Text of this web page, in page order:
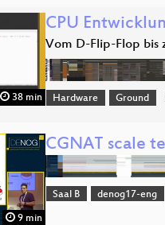
38 min
CPU
Vom D-Flip-Flop bis
Hardware Ground
9 min
CGNAT scale
Saal B denog17-eng